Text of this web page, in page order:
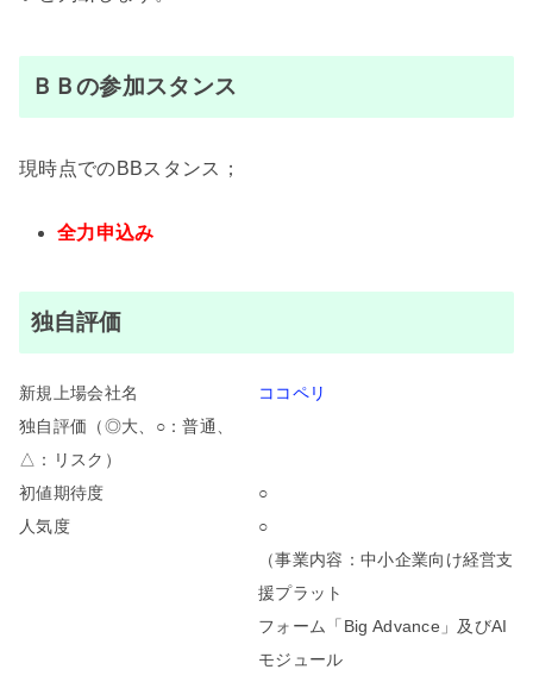
ＢＢの参加スタンス
現時点でのBBスタンス；
全力申込み
独自評価
新規上場会社名
ココペリ
独自評価（◎大、○：普通、
△：リスク）
初値期待度
○
人気度
○
（事業内容：中小企業向け経営支
援プラット
フォーム「Big Advance」及びAI
モジュール